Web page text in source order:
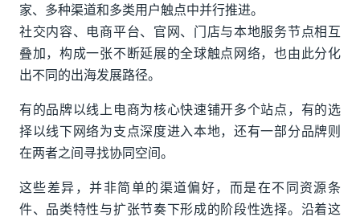
家、多种渠道和多类用户触点中并行推进。
社交内容、电商平台、官网、门店与本地服务节点相互
叠加，构成一张不断延展的全球触点网络，也由此分化
出不同的出海发展路径。
有的品牌以线上电商为核心快速铺开多个站点，有的选
择以线下网络为支点深度进入本地，还有一部分品牌则
在两者之间寻找协同空间。
这些差异，并非简单的渠道偏好，而是在不同资源条
件、品类特性与扩张节奏下形成的阶段性选择。沿着这